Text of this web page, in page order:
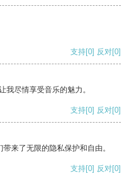
支持[0] 反对[0]
我尽情享受音乐的魅力。
支持[0] 反对[0]
来了无限的隐私保护和自由。
支持[0] 反对[0]